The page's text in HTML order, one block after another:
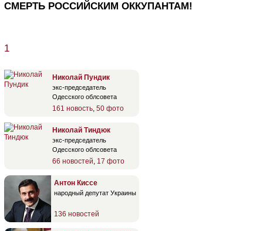
СМЕРТЬ РОССИЙСКИМ ОККУПАНТАМ!
1
Николай Пундик
экс-председатель
Одесского облсовета
161 новость, 50 фото
Николай Тиндюк
экс-председатель
Одесского облсовета
66 новостей, 17 фото
Антон Киссе
народный депутат Украины
136 новостей